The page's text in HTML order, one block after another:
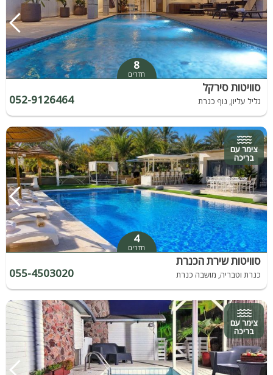
8
חדרים
סוויטות סירקל
גליל עליון, נוף כנרת 052-9126464
צימר עם
בריכה
4
חדרים
סוויטות שירת הכנרת
כנרת וטבריה, מושבה כנרת 055-4503020
צימר עם
בריכה